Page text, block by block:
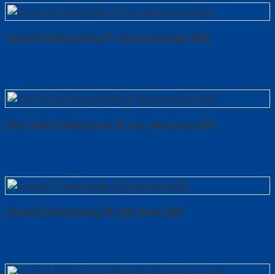
Cửa Gỗ Chống Cháy P1 cho khach san-SGD
Cửa Thép Chống Cháy 2P tay nam Cửa-SGD
Cửa Gỗ Chống Cháy 2P Sơn Xám-SGD